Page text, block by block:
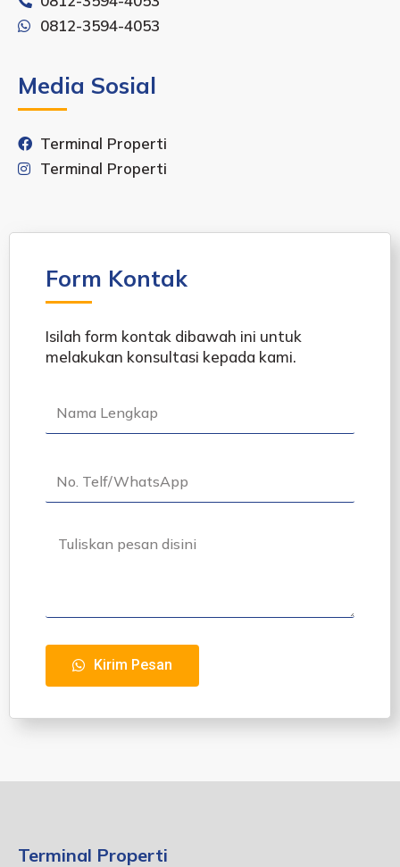
0812-3594-4053
Media Sosial
Terminal Properti
Terminal Properti
Form Kontak
Isilah form kontak dibawah ini untuk
melakukan konsultasi kepada kami.
Kirim Pesan
Terminal Properti